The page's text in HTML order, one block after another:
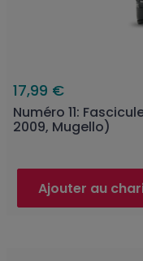
17,99 €
Numéro 11:
2009, Mugello)
Ajouter au